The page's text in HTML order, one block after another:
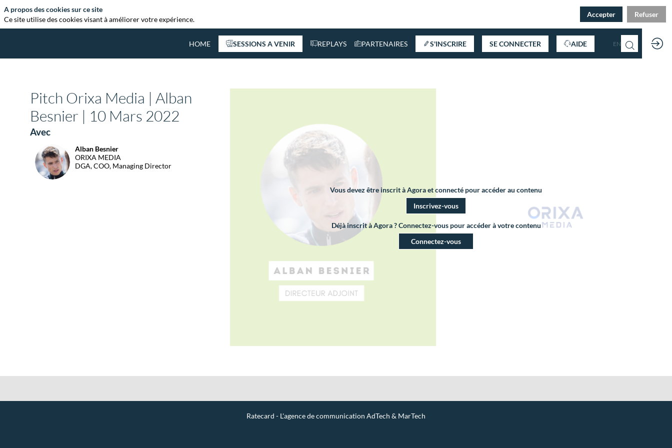
HOME SESSIONS A VENIR REPLAYS PARTENAIRES S'INSCRIRE SE CONNECTER AIDE EN
Vous devez être inscrit à Agora et connecté pour accéder au contenu
Inscrivez-vous
Déjà inscrit à Agora ? Connectez-vous pour accéder à votre contenu
Connectez-vous
Pitch Orixa Media | Alban
Besnier | 10 Mars 2022
Avec
AB
Alban Besnier
ORIXA MEDIA
DGA, COO, Managing Director
Ratecard - L'agence de communication AdTech & MarTech
A propos des cookies sur ce site
Ce site utilise des cookies visant à améliorer votre expérience.
Accepter Refuser